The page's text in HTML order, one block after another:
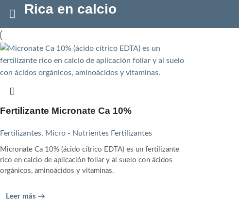
Rica en calcio
Fertilizante Micronate Ca 10%
Fertilizantes, Micro - Nutrientes Fertilizantes
Micronate Ca 10% (ácido cítrico EDTA) es un fertilizante
rico en calcio de aplicación foliar y al suelo con ácidos
orgánicos, aminoácidos y vitaminas.
Leer más →